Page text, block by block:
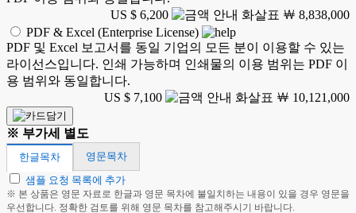
US $ 6,200
￦ 8,838,000
PDF & Excel (Enterprise License)
PDF 및 Excel 보고서를 동일 기업의 모든 분이 이용할 수 있는
라이선스입니다. 인쇄 가능하며 인쇄물의 이용 범위는 PDF 이
용 범위와 동일합니다.
US $ 7,100
￦ 10,121,000
※ 부가세 별도
한글목차
영문목차
샘플 요청 목록에 추가
※ 본 상품은 영문 자료로 한글과 영문 목차에 불일치하는 내용이 있을 경우 영문을
우선합니다. 정확한 검토를 위해 영문 목차를 참고해주시기 바랍니다.